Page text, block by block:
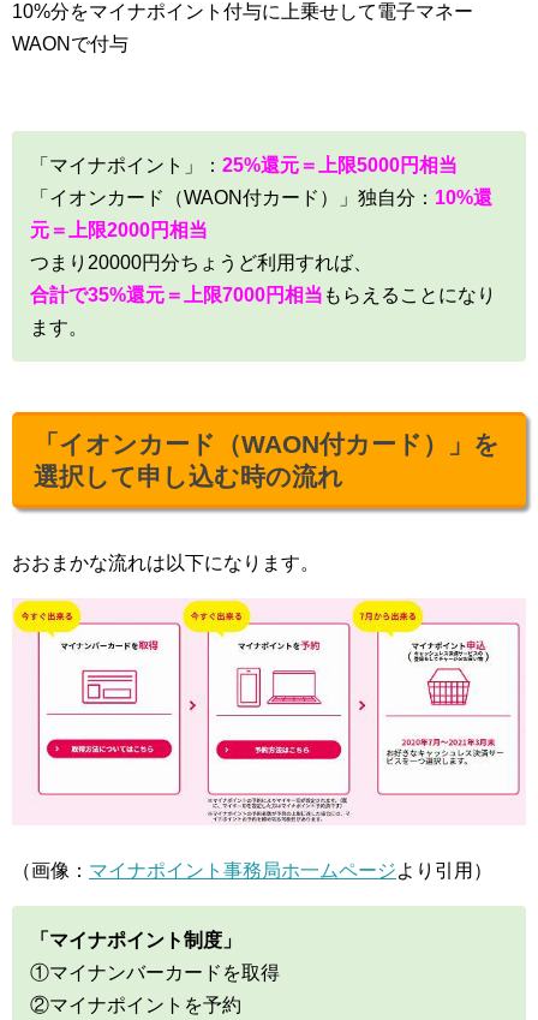
10%分をマイナポイント付与に上乗せして電子マネー
WAONで付与
「マイナポイント」： 25%還元＝上限5000円相当
「イオンカード（WAON付カード）」独自分： 10%還
元＝上限2000円相当
つまり20000円分ちょうど利用すれば、
合計で35%還元＝上限7000円相当 もらえることになり
ます。
「イオンカード（WAON付カード）」を
選択して申し込む時の流れ
おおまかな流れは以下になります。
（画像： マイナポイント事務局ホ一ムページより引用）
「マイナポイント制度」
①マイナンバーカードを取得
②マイナポイントを予約